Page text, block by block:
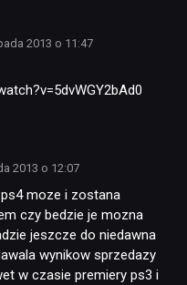
2013 o 11:47
2013 o 12:07
moze i zostana
czy bedzie je mozna
jeszcze do niedawna
wynikow sprzedazy
w czasie premiery ps3 i